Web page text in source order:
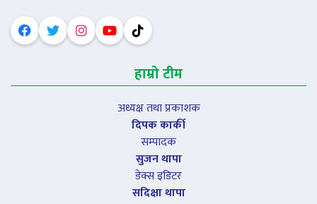
हाम्रो टीम
अध्यक्ष तथा प्रकाशक
दिपक कार्की
सम्पादक
सुजन थापा
डेक्स इडिटर
सदिक्षा थापा